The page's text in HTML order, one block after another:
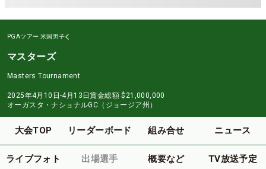
PGAツアー 米国男子
マスターズ
Masters Tournament
2025年4月10日-4月13日賞金総額 $21,000,000
オーガスタ・ナショナルGC（ジョージア州）
大会TOP リーダーボード 組み合せ ニュース
ライブフォト 出場選手 概要など TV放送予定